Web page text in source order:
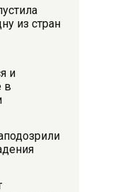
из стран
и
в